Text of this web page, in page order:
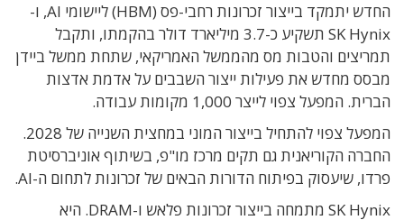
החדש יתמקד בייצור זכרונות רחבי-פס (HBM) ליישומי AI, ו-
SK Hynix תשקיע כ-3.7 מיליארד דולר בהקמתו, ותקבל
תמריצים והטבות מס מהממשל האמריקאי, שתחת ממשל ביידן
מבסס מחדש את פעילות ייצור השבבים על אדמת אדצות
הברית. המפעל צפוי לייצר 1,000 מקומות עבודה.
המפעל צפוי להתחיל בייצור המוני במחצית השנייה של 2028.
החברה הקוריאנית גם תקים מרכז מו"פ, בשיתוף אוניברסיטת
פרדו, שיעסוק בפיתוח הדורות הבאים של זכרונות לתחום ה-AI.
SK Hynix מתמחה בייצור זכרונות פלאש ו-DRAM. היא